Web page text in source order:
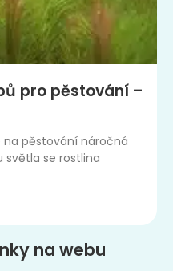
pro pěstování –
na pěstování náročná
světla se rostlina
na webu